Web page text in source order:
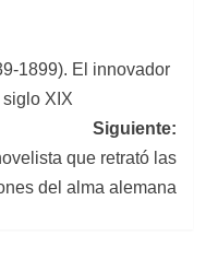
1899). El innovador
XIX
Siguiente:
que retrató las
del alma alemana